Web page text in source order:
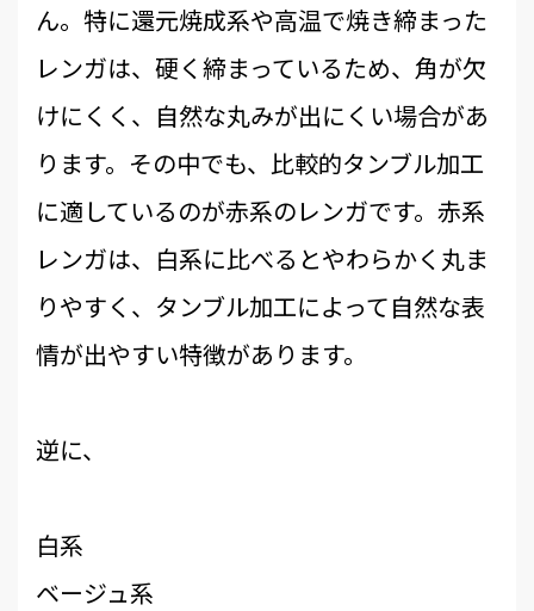
ん。特に還元焼成系や高温で焼き締まった
レンガは、硬く締まっているため、角が欠
けにくく、自然な丸みが出にくい場合があ
ります。その中でも、比較的タンブル加工
に適しているのが赤系のレンガです。赤系
レンガは、白系に比べるとやわらかく丸ま
りやすく、タンブル加工によって自然な表
情が出やすい特徴があります。
逆に、
白系
ベージュ系